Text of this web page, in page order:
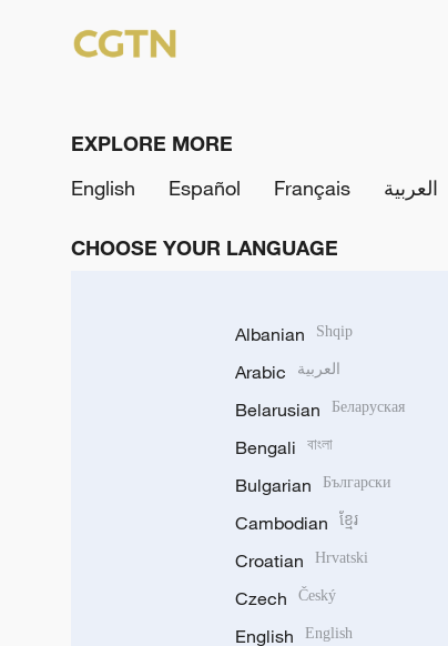
EXPLORE MORE
English
Español Français العربية
CHOOSE YOUR LANGUAGE
Albanian Shqip
Arabic العربية
Belarusian Беларуская
Bengali বাংলা
Bulgarian Български
Cambodian ខ្មែរ
Croatian Hrvatski
Czech Český
English English